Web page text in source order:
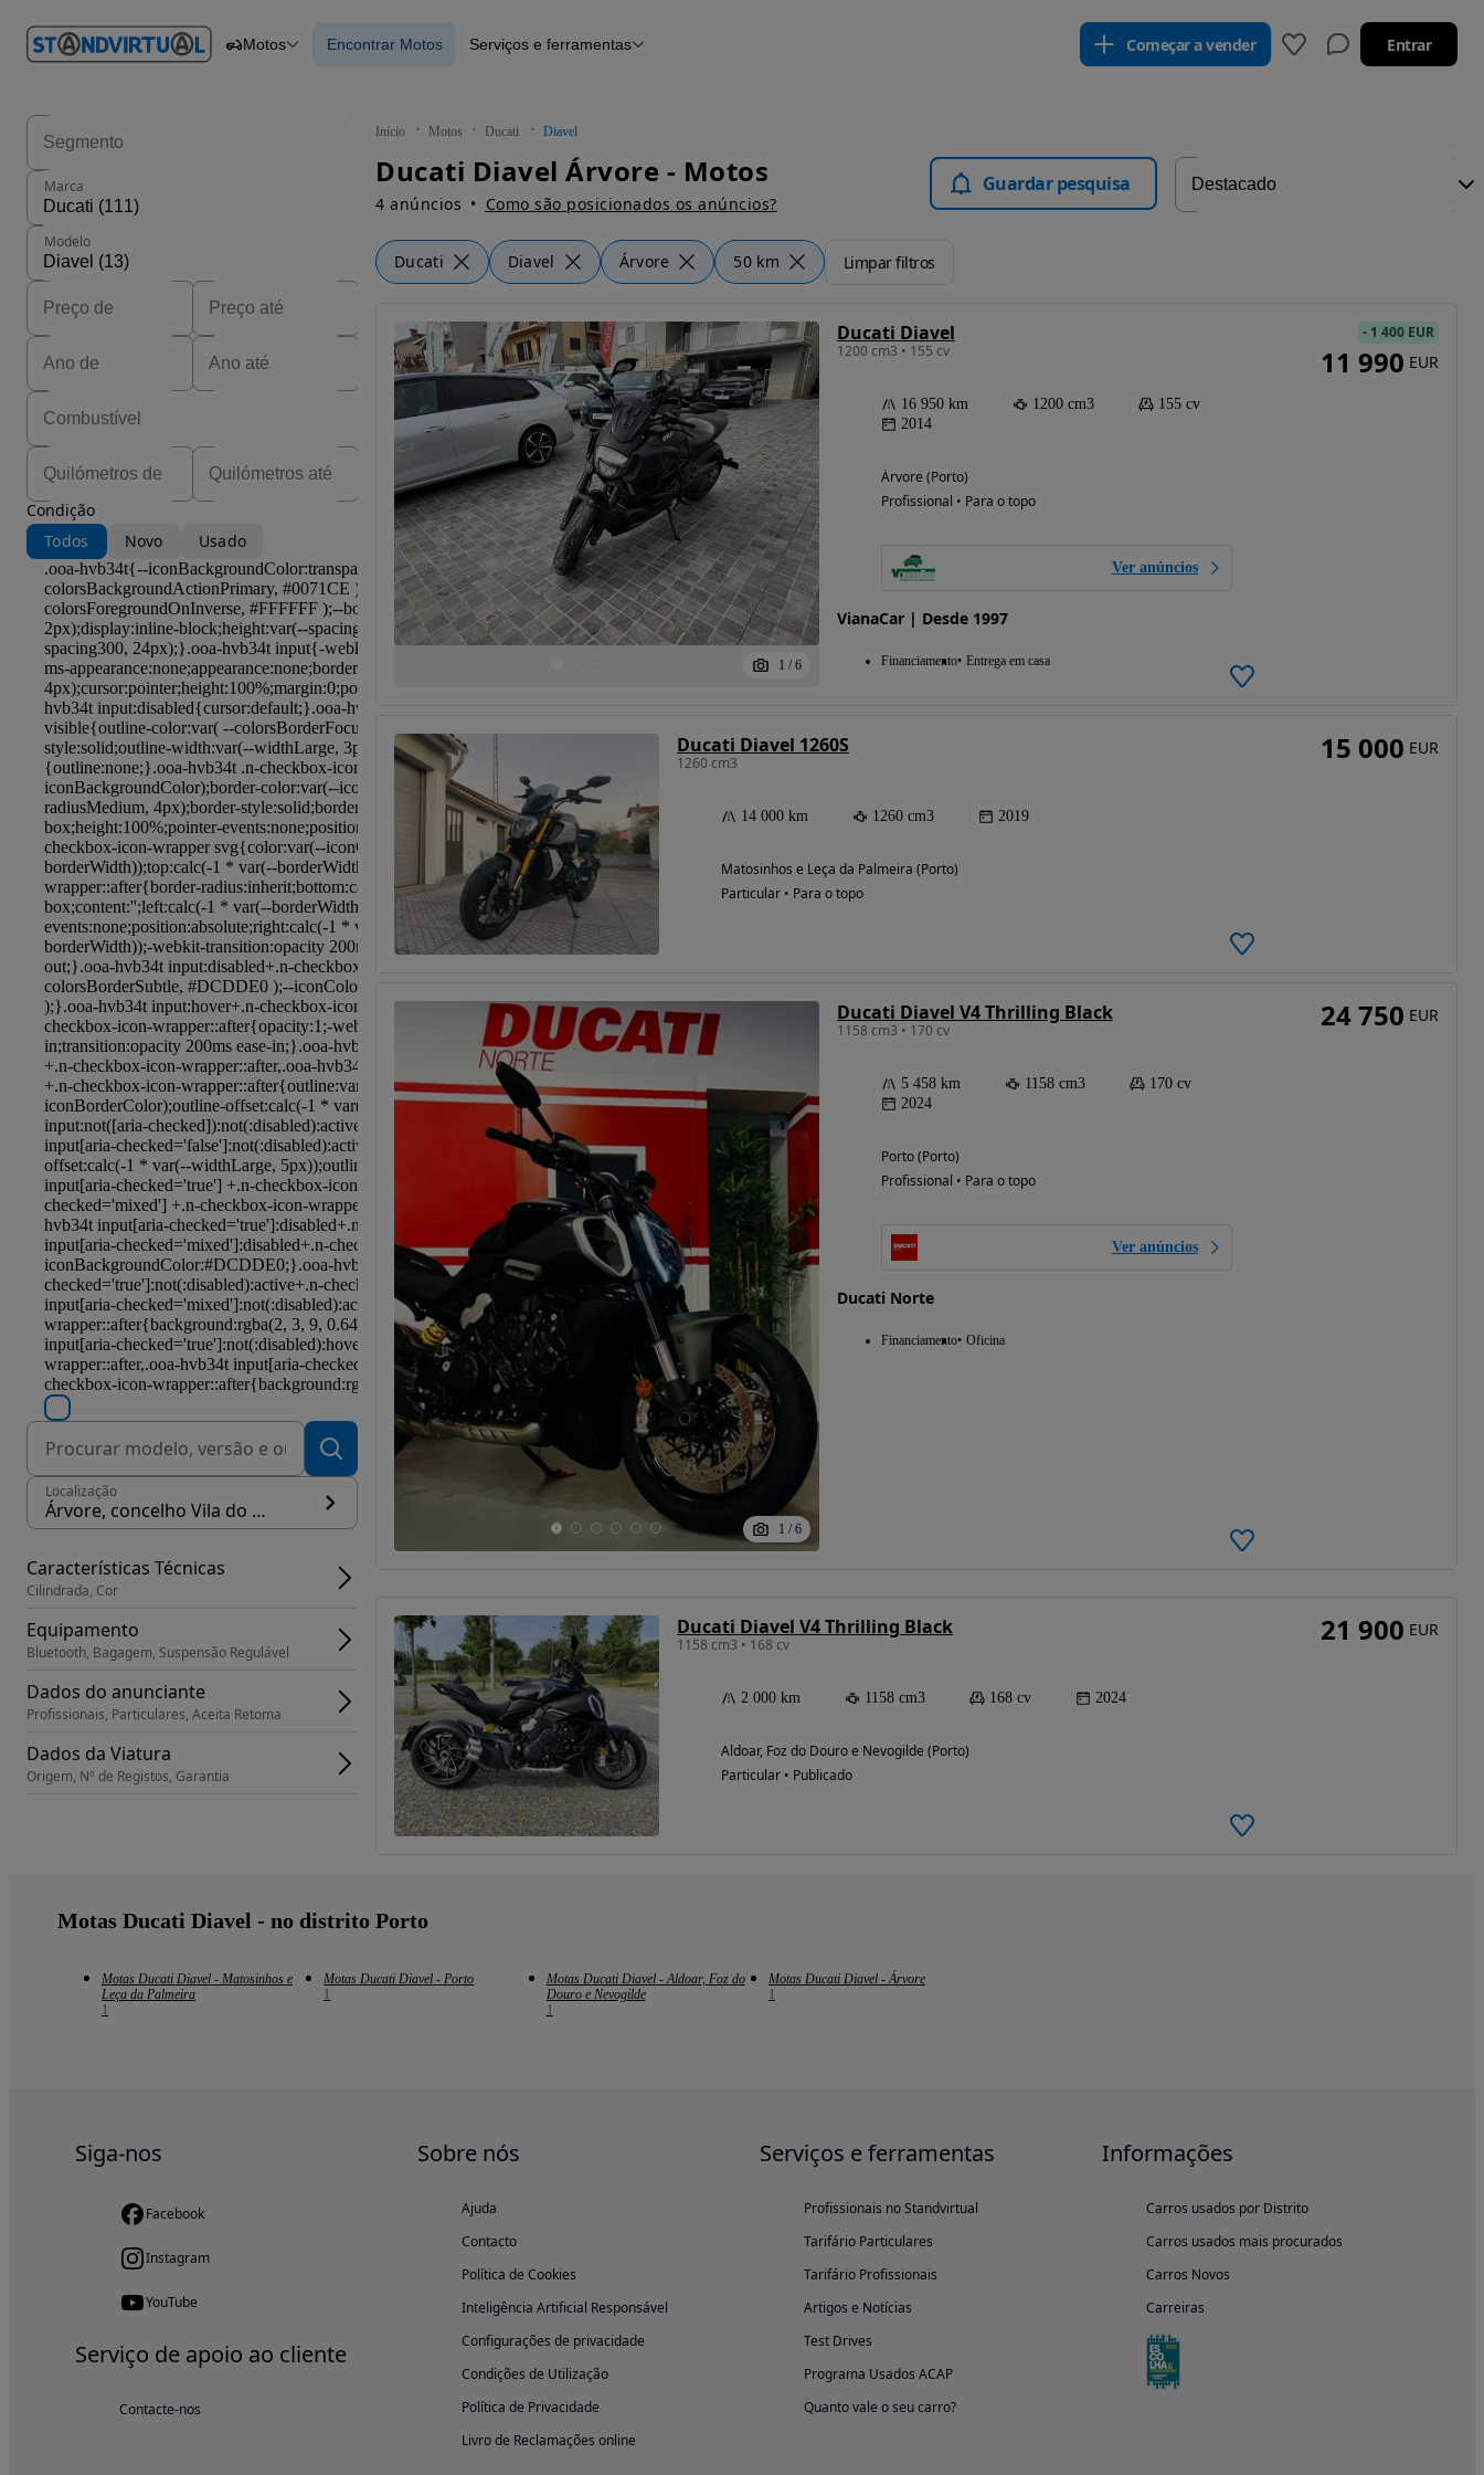
em
Carros Carros
Motos Encontrar Motos Serviços e ferramentas Começar a vender Entrar
Início Motos Ducati Diavel
Ducati Diavel Árvore - Motos
4 anúncios Como são posicionados os anúncios?
Guardar pesquisa
Ducati Diavel Árvore 50 km Limpar filtros
Marca
Modelo
Condição
Todos
Novo Usado
Possibilidade de
financiamento
Localização
Árvore, concelho Vila do Conde
Características Técnicas
Cilindrada, Cor
Equipamento
Bluetooth, Bagagem, Suspensão Regulável
Dados do anunciante
Profissionais, Particulares, Aceita Retoma
Dados da Viatura
Origem, Nº de Registos, Garantia
1 / 6
Ducati Diavel
1200 cm3 • 155 cv
16 950 km 1200 cm3
155 cv
2014
Árvore (Porto)
Profissional • Para o topo
Ver anúncios
VianaCar | Desde 1997
Financiamento Entrega em casa
- 1 400 EUR
11 990 EUR
Ducati Diavel 1260S
1260 cm3
14 000 km 1260 cm3 2019
Matosinhos e Leça da Palmeira (Porto)
Particular • Para o topo
15 000 EUR
1 / 6
Ducati Diavel V4 Thrilling Black
1158 cm3 • 170 cv
5 458 km 1158 cm3
170 cv
2024
Porto (Porto)
Profissional • Para o topo
Ver anúncios
Ducati Norte
Financiamento Oficina
24 750 EUR
Ducati Diavel V4 Thrilling Black
1158 cm3 • 168 cv
2 000 km 1158 cm3 168 cv 2024
Aldoar, Foz do Douro e Nevogilde (Porto)
Particular • Publicado
21 900 EUR
Motas Ducati Diavel - no distrito Porto
Motas Ducati Diavel - Matosinhos e
Leça da Palmeira
1
Motas Ducati Diavel - Porto
1
Motas Ducati Diavel - Aldoar, Foz do
Douro e Nevogilde
1
Motas Ducati Diavel - Árvore
1
Siga-nos
Facebook
Instagram
YouTube
Serviço de apoio ao cliente
Contacte-nos
Sobre nós
Ajuda
Contacto
Política de Cookies
Inteligência Artificial Responsável
Configurações de privacidade
Condições de Utilização
Política de Privacidade
Livro de Reclamações online
Serviços e ferramentas
Profissionais no Standvirtual
Tarifário Particulares
Tarifário Profissionais
Artigos e Notícias
Test Drives
Programa Usados ACAP
Quanto vale o seu carro?
Informações
Carros usados por Distrito
Carros usados mais procurados
Carros Novos
Carreiras